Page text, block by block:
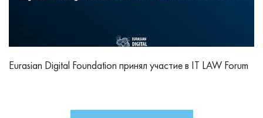
Eurasian Digital Foundation принял участие в IT LAW Forum